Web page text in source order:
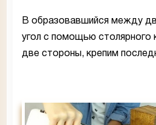
В образовавшийся между
угол с помощью столярного
две стороны, крепим